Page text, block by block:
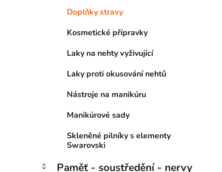
Doplňky stravy
Kosmetické přípravky
Laky na nehty vyživující
Laky proti okusování nehtů
Nástroje na manikúru
Manikúrové sady
Skleněné pilníky s elementy
Swarovski
Paměť - soustředění - nervy